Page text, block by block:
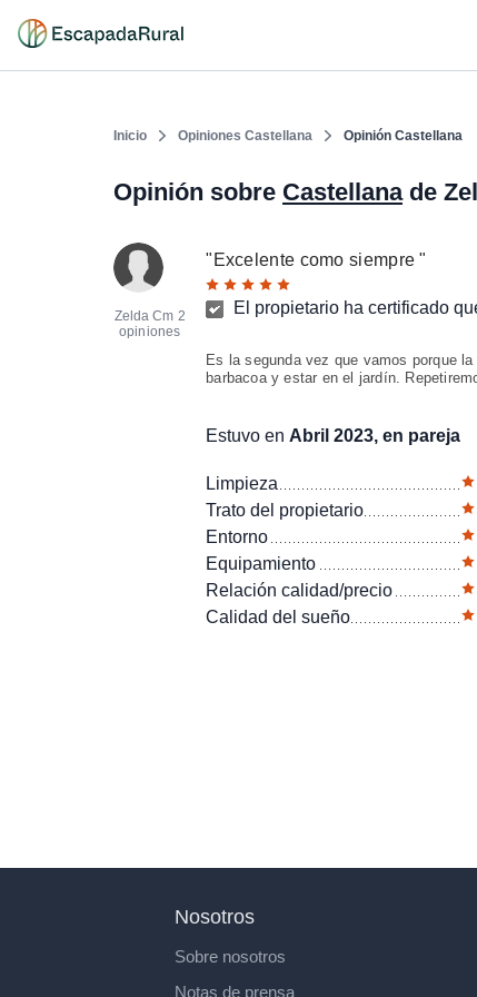
Inicio Opiniones Castellana Opinión Castellana
Opinión sobre Castellanade
Zelda Cm 2
opiniones
" Excelente como siempre"
El propietario ha certificado
Es la segunda vez que vamos porque
barbacoa y estar en el jardín.
Estuvo en Abril 2023, en pareja
Limpieza
Trato del propietario
Entorno
Equipamiento
Relación calidad/precio
Calidad del sueño
Nosotros
Sobre nosotros
Notas de prensa